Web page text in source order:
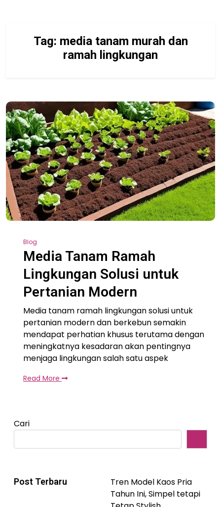
Tag: media tanam murah dan
ramah lingkungan
Blog
Media Tanam Ramah
Lingkungan Solusi untuk
Pertanian Modern
Media tanam ramah lingkungan solusi untuk
pertanian modern dan berkebun semakin
mendapat perhatian khusus terutama dengan
meningkatnya kesadaran akan pentingnya
menjaga lingkungan salah satu aspek
Read More
Cari
Post Terbaru
Tren Model Kaos Pria
Tahun Ini, Simpel tetapi